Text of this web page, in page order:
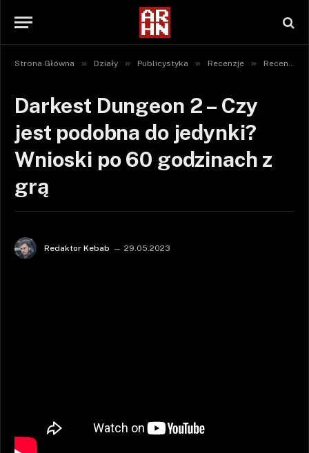
Strona Główna » Działy » Publicystyka » Recenzje » Recenzje gier
Darkest Dungeon 2 – Czy
jest podobna do jedynki?
Wnioski po 60 godzinach z
grą
Redaktor Kebab 29.05.2023